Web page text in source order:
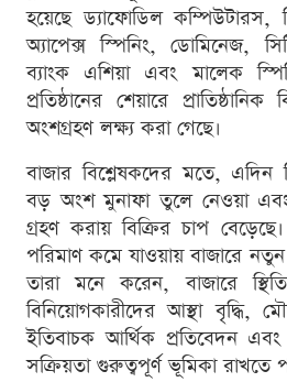
হয়েছে ড্যাফোডিল
অ্যাপেক্স স্পিনিং, ডোমিনেজ,
ব্যাংক এশিয়া এবং মালেক
প্রতিষ্ঠানের শেয়ারে
অংশগ্রহণ লক্ষ্য করা গেছে।
বাজার বিশ্লেষকদের মতে, এদিন
বড় অংশ মুনাফা তুলে নেওয়া
গ্রহণ করায় বিক্রির চাপ
পরিমাণ কমে যাওয়ায় বাজারে নতুন
তারা মনে করেন, বাজারে
বিনিয়োগকারীদের আস্থা বৃদ্ধি,
ইতিবাচক আর্থিক প্রতিবেদন এবং
সক্রিয়তা গুরুত্বপূর্ণ ভূমিকা রাখতে